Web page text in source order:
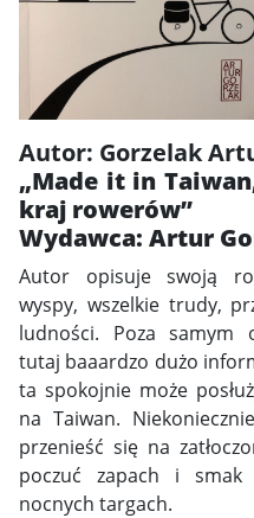
Autor: Gorzelak
„Made it in
kraj rowerów”
Wydawca: Artur
Autor opisuje swoją
wyspy, wszelkie trudy,
ludności. Poza samym
tutaj baaardzo dużo
ta spokojnie może
na Taiwan.
przenieść się na
poczuć zapach i smak
nocnych targach.